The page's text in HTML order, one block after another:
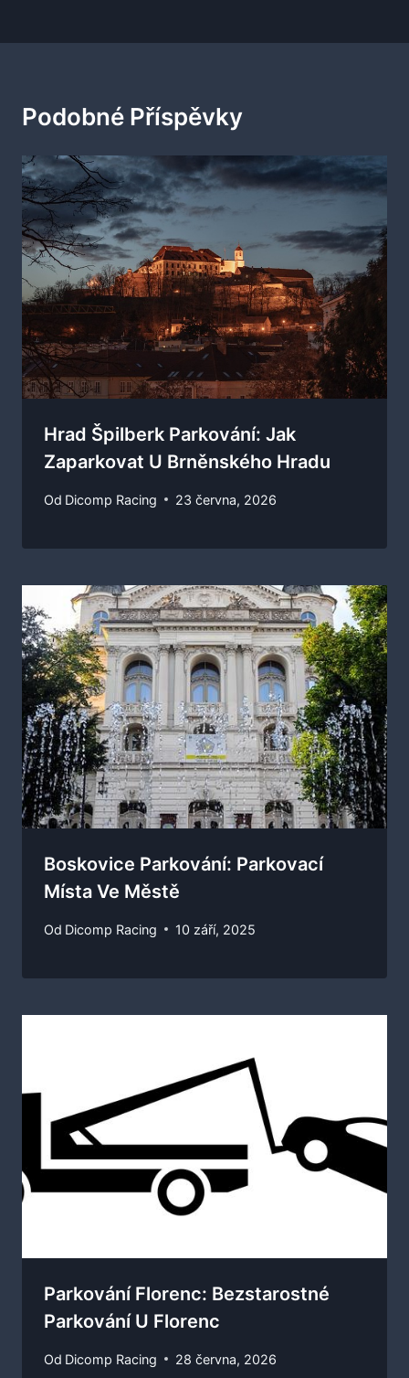
Podobné Příspěvky
Hrad Špilberk Parkování: Jak
Zaparkovat U Brněnského Hradu
Od Dicomp Racing 23 června, 2026
Boskovice Parkování: Parkovací
Místa Ve Městě
Od Dicomp Racing 10 září, 2025
Parkování Florenc: Bezstarostné
Parkování U Florenc
Od Dicomp Racing 28 června, 2026